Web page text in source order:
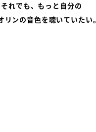
それでも、もっと自分の
リンの音色を聴いていたい。